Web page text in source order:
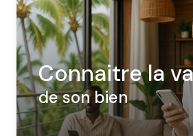
Connaitre la
de son bien